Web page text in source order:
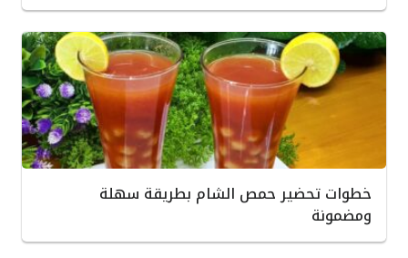
خطوات تحضير حمص الشام بطريقة سهلة
ومضمونة